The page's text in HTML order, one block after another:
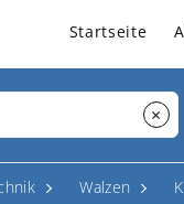
Startseite
×
Walzen